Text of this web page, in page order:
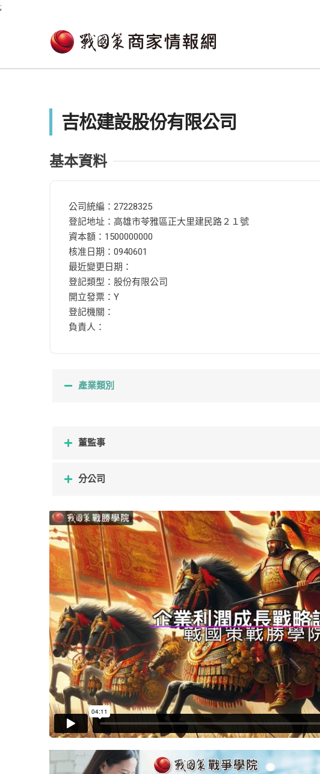
;
吉松建設股份有限公司
基本資料
公司統編：27228325
登記地址：高雄市苓雅區正大里建民路２１號
資本額：1500000000
核准日期：0940601
最近變更日期：
登記類型：股份有限公司
開立發票：Y
登記機關：
負責人：
產業類別
董監事
分公司